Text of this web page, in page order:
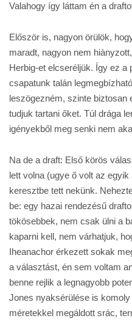
Valahogy így láttam én a
Először is, nagyon örülök,
maradt, nagyon nem
Herbig-et elcseréljük. Így ez a
csapatunk talán
leszögezném, szinte biztosan
tudjuk tartani őket. Túl drága
igényekből meg senki nem
Na de a draft: Első körös
lett volna (ugye ő volt az
keresztbe tett nekünk.
be: egy hazai rendezésű
tökösebbek, nem csak ülni a
kaparni kell, nem várhatjuk,
Iheanachor érkezett sokak
a választást, én sem voltam
benne rejlik a legnagyobb
Jones nyaksérülése is
méretekkel megáldott srác,